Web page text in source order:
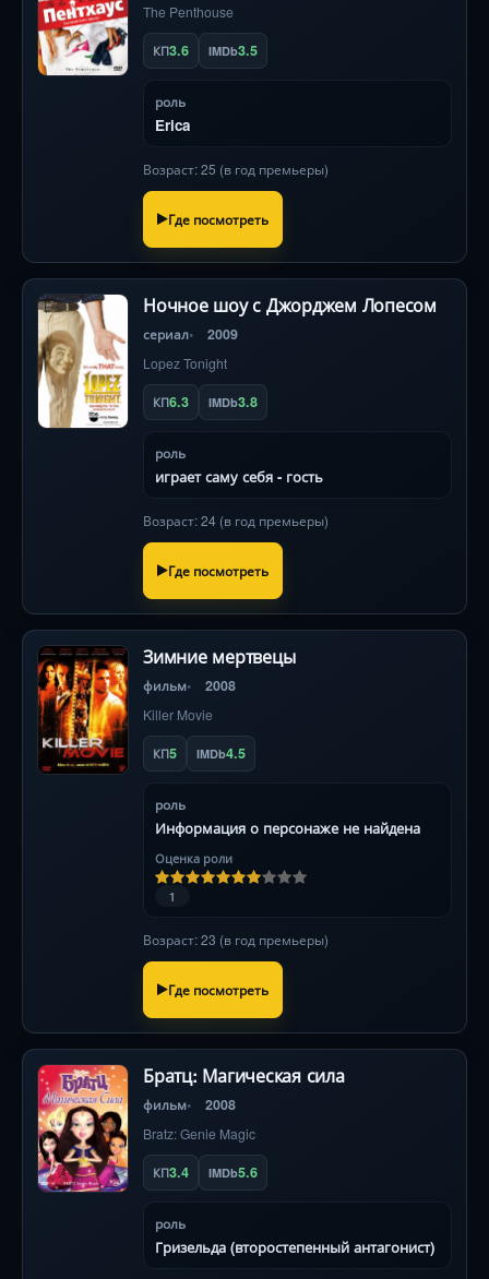
The Penthouse
КП3.6 IMDb3.5
роль
Erica
Возраст: 25 (в год премьеры)
Где посмотреть
Ночное шоу с Джорджем Лопесом
сериал 2009
Lopez Tonight
КП6.3 IMDb3.8
роль
играет саму себя - гость
Возраст: 24 (в год премьеры)
Где посмотреть
Зимние мертвецы
фильм 2008
Killer Movie
КП5 IMDb4.5
роль
Информация о персонаже не найдена
Оценка роли
1
Возраст: 23 (в год премьеры)
Где посмотреть
Братц: Магическая сила
фильм 2008
Bratz: Genie Magic
КП3.4 IMDb5.6
роль
Гризельда (второстепенный антагонист)